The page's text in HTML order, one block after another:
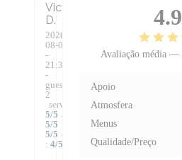
Victoire
D
2026-
08-04
-
21:30
-
guests
2
service
5/5 ambience
5/5 menu
5/5 quality_price
: 4/5
4.9
Avaliação média —
Apoio
Atmosfera
Menus
Qualidade/Preço